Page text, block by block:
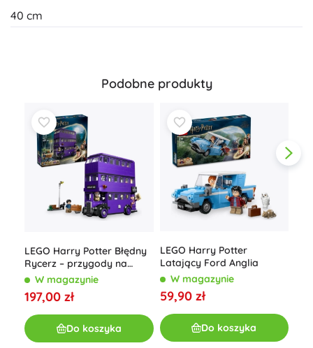
40 cm
Podobne produkty
LEGO Harry Potter Błędny
Rycerz – przygody na
pokładzie
W magazynie
197,00 zł
Do koszyka
LEGO Harry Potter
Latający Ford Anglia
W magazynie
59,90 zł
Do koszyka